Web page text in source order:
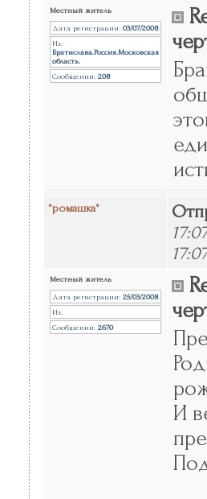
Местный житель
Дата регистрации: 03/07/2008
Из:
Братислава.Россия.Московская
область.
Сообщений: 208
*ромашка*
17:07
Местный житель
Дата регистрации: 25/03/2008
Из:
Сообщений: 2670
И